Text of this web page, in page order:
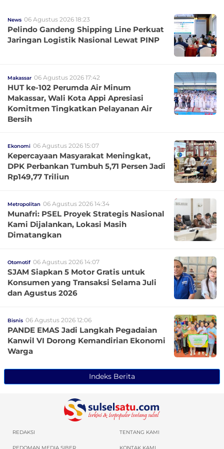
News 06 Agustus 2026 18:23
Pelindo Gandeng Shipping Line Perkuat
Jaringan Logistik Nasional Lewat PINP
Makassar 06 Agustus 2026 17:42
HUT ke-102 Perumda Air Minum
Makassar, Wali Kota Appi Apresiasi
Komitmen Tingkatkan Pelayanan Air
Bersih
Ekonomi 06 Agustus 2026 15:07
Kepercayaan Masyarakat Meningkat,
DPK Perbankan Tumbuh 5,71 Persen Jadi
Rp149,77 Triliun
Metropolitan 06 Agustus 2026 14:34
Munafri: PSEL Proyek Strategis Nasional
Kami Dijalankan, Lokasi Masih
Dimatangkan
Otomotif 06 Agustus 2026 14:07
SJAM Siapkan 5 Motor Gratis untuk
Konsumen yang Transaksi Selama Juli
dan Agustus 2026
Bisnis 06 Agustus 2026 12:06
PANDE EMAS Jadi Langkah Pegadaian
Kanwil VI Dorong Kemandirian Ekonomi
Warga
Indeks Berita
REDAKSI TENTANG KAMI